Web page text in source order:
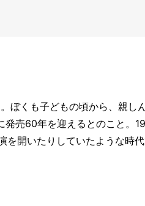
ぼくも子どもの頃から、親し
発売60年を迎えるとのこと。
を開いたりしていたような時